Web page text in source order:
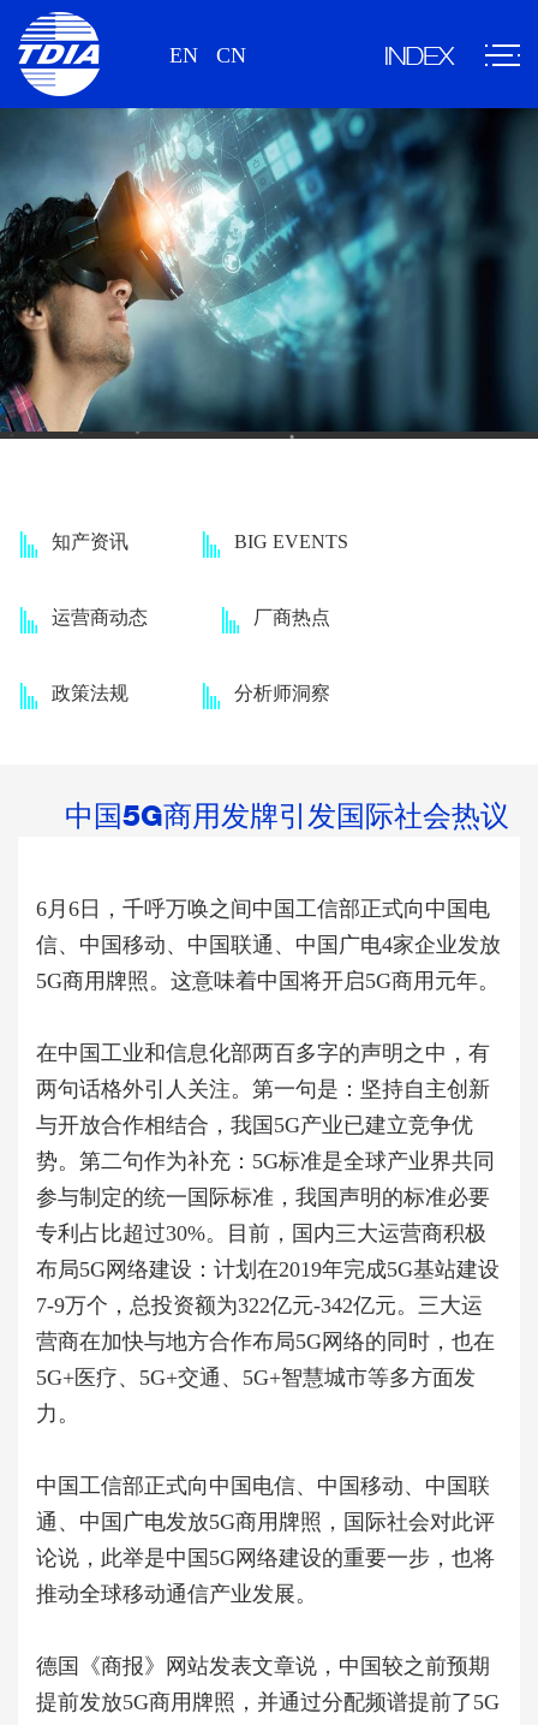
EN CN
知产资讯 BIG EVENTS
运营商动态 厂商热点
政策法规 分析师洞察
中国5G商用发牌引发国际社会热议
6月6日，千呼万唤之间中国工信部正式向中国电
信、中国移动、中国联通、中国广电4家企业发放
5G商用牌照。这意味着中国将开启5G商用元年。
在中国工业和信息化部两百多字的声明之中，有
两句话格外引人关注。第一句是：坚持自主创新
与开放合作相结合，我国5G产业已建立竞争优
势。第二句作为补充：5G标准是全球产业界共同
参与制定的统一国际标准，我国声明的标准必要
专利占比超过30%。目前，国内三大运营商积极
布局5G网络建设：计划在2019年完成5G基站建设
7-9万个，总投资额为322亿元-342亿元。 三大运
营商在加快与地方合作布局5G网络的同时，也在
5G+医疗、5G+交通、5G+智慧城市等多方面发
力。
中国工信部正式向中国电信、中国移动、中国联
通、中国广电发放5G商用牌照，国际社会对此评
论说，此举是中国5G网络建设的重要一步，也将
推动全球移动通信产业发展。
德国《商报》网站发表文章说，中国较之前预期
提前发放5G商用牌照，并通过分配频谱提前了5G